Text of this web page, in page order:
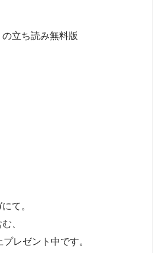
の立ち読み無料版
て。
、
レゼント中です。